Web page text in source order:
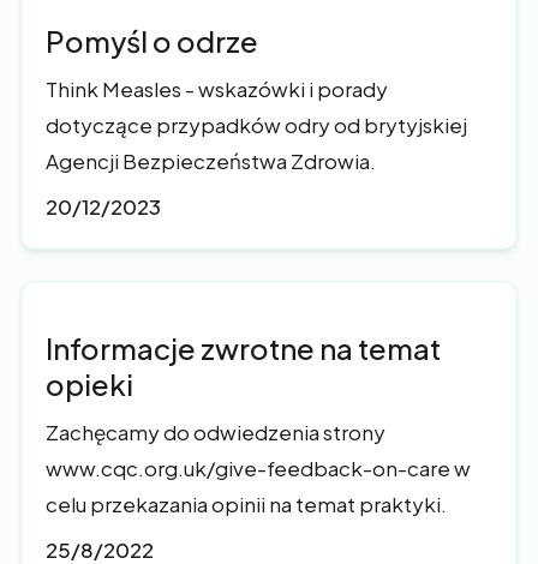
Pomyśl o odrze
Think Measles - wskazówki i porady
dotyczące przypadków odry od brytyjskiej
Agencji Bezpieczeństwa Zdrowia.
20/12/2023
Informacje zwrotne na temat
opieki
Zachęcamy do odwiedzenia strony
www.cqc.org.uk/give-feedback-on-care w
celu przekazania opinii na temat praktyki.
25/8/2022